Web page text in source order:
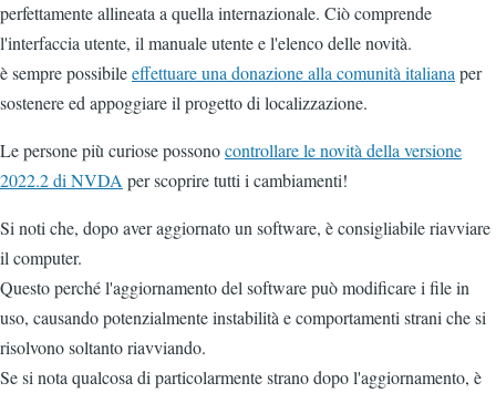
perfettamente allineata a quella internazionale. Ciò comprende
l'interfaccia utente, il manuale utente e l'elenco delle novità.
è sempre possibileeffettuare una donazione alla comunità italianaper
sostenere ed appoggiare il progetto di localizzazione.
Le persone più curiose possonocontrollare le novità della versione
2022.2 di NVDAper scoprire tutti i cambiamenti!
Si noti che, dopo aver aggiornato un software, è consigliabile riavviare
il computer.
Questo perché l'aggiornamento del software può modificare i file in
uso, causando potenzialmente instabilità e comportamenti strani che si
risolvono soltanto riavviando.
Se si nota qualcosa di particolarmente strano dopo l'aggiornamento, è